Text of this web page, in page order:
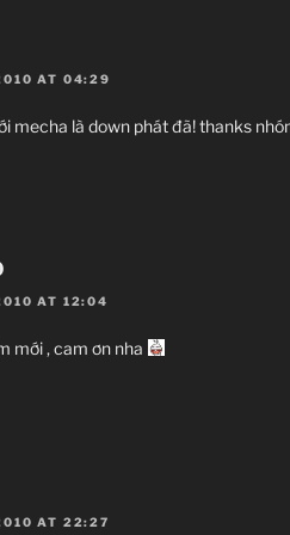
AT 04:29
mecha là down phát đã! thanks
AT 12:04
mới , cam ơn nha
AT 22:27